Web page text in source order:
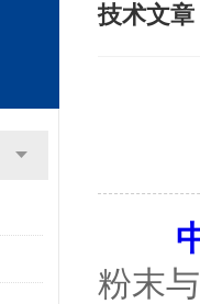
技术文章
粉末